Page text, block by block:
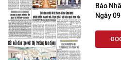
Báo
Ngày